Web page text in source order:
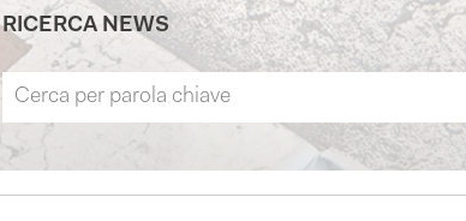
RICERCA NEWS